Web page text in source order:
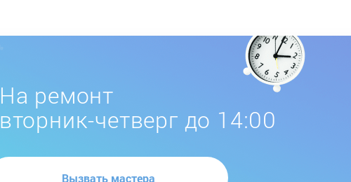
На ремонт
вторник-четверг до 14:00
Вызвать мастера